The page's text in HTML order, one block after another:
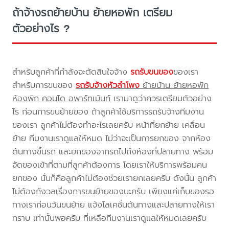
ถ้าจ้างรถย้ายบ้าน ย้ายหอพัก เตรียม
ตัวอย่างไร ?
สำหรับลูกค้าที่กำลังจะตัดสินใจจ้างรถรับขนของของเรา
สำหรับการขนของรถรับจ้างหัวลำโพงย้ายบ้าน ย้ายหอพัก
ห้องพัก คอนโด อพาร์ทเม้นท์เรามาดูว่าควรเตรียมตัวอย่าง
ไร ก่อนการขนย้ายของ ถ้าลูกค้าใช้บริการรถรับจ้างทีมงาน
ของเรา ลูกค้าไม่ต้องทำอะไรเลยครับ หน้าที่ยกย้าย เคลื่อน
ย้าย ทีมงานเราดูแลให้หมด ไม่ว่าจะเป็นการยกของ จากห้อง
ต้นทางขึ้นรถ และยกของจากรถไปถึงห้องที่ปลายทาง พร้อม
จัดของเข้าที่ตามที่ลูกค้าต้องการ โดยเราให้บริการพร้อมคน
ยกของ นั่นก็คือลูกค้าไม่ต้องช่วยเรายกเลยครับ ดังนั้น ลูกค้า
ไม่ต้องกังวลเรื่องการขนย้ายของนะครับ เพียงแค่เก็บของรอ
ทางเราก่อนวันขนย้าย แจ้งโลเคชั่นต้นทางและปลายทางให้เรา
ทราบ เท่านั้นพอครับ ที่เหลือทีมงานเราดูแลให้หมดเลยครับ